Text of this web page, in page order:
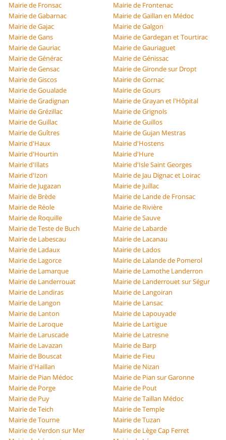
Mairie de Fronsac
Mairie de Frontenac
Mairie de Gabarnac
Mairie de Gaillan en Médoc
Mairie de Gajac
Mairie de Galgon
Mairie de Gans
Mairie de Gardegan et Tourtirac
Mairie de Gauriac
Mairie de Gauriaguet
Mairie de Générac
Mairie de Génissac
Mairie de Gensac
Mairie de Gironde sur Dropt
Mairie de Giscos
Mairie de Gornac
Mairie de Goualade
Mairie de Gours
Mairie de Gradignan
Mairie de Grayan et l'Hôpital
Mairie de Grézillac
Mairie de Grignols
Mairie de Guillac
Mairie de Guillos
Mairie de Guîtres
Mairie de Gujan Mestras
Mairie d'Haux
Mairie d'Hostens
Mairie d'Hourtin
Mairie d'Hure
Mairie d'Illats
Mairie d'Isle Saint Georges
Mairie d'Izon
Mairie de Jau Dignac et Loirac
Mairie de Jugazan
Mairie de Juillac
Mairie de Brède
Mairie de Lande de Fronsac
Mairie de Réole
Mairie de Rivière
Mairie de Roquille
Mairie de Sauve
Mairie de Teste de Buch
Mairie de Labarde
Mairie de Labescau
Mairie de Lacanau
Mairie de Ladaux
Mairie de Lados
Mairie de Lagorce
Mairie de Lalande de Pomerol
Mairie de Lamarque
Mairie de Lamothe Landerron
Mairie de Landerrouat
Mairie de Landerrouet sur Ségur
Mairie de Landiras
Mairie de Langoiran
Mairie de Langon
Mairie de Lansac
Mairie de Lanton
Mairie de Lapouyade
Mairie de Laroque
Mairie de Lartigue
Mairie de Laruscade
Mairie de Latresne
Mairie de Lavazan
Mairie de Barp
Mairie de Bouscat
Mairie de Fieu
Mairie d'Haillan
Mairie de Nizan
Mairie de Pian Médoc
Mairie de Pian sur Garonne
Mairie de Porge
Mairie de Pout
Mairie de Puy
Mairie de Taillan Médoc
Mairie de Teich
Mairie de Temple
Mairie de Tourne
Mairie de Tuzan
Mairie de Verdon sur Mer
Mairie de Lège Cap Ferret